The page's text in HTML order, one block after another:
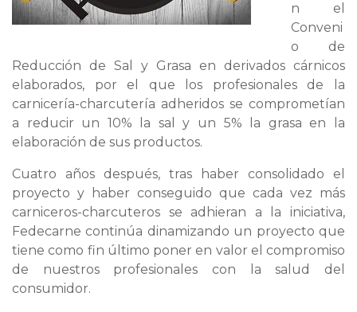
n el
Conveni
o de
Reducción de Sal y Grasa en derivados cárnicos
elaborados, por el que los profesionales de la
carnicería-charcutería adheridos se comprometían
a reducir un 10% la sal y un 5% la grasa en la
elaboración de sus productos.
Cuatro años después, tras haber consolidado el
proyecto y haber conseguido que cada vez más
carniceros-charcuteros se adhieran a la iniciativa,
Fedecarne continúa dinamizando un proyecto que
tiene como fin último poner en valor el compromiso
de nuestros profesionales con la salud del
consumidor.